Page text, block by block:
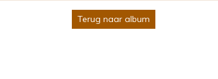
Terug naar album